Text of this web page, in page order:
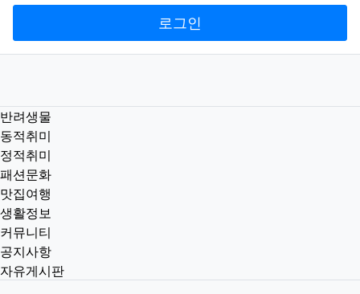
로그인
반려생물
동적취미
정적취미
패션문화
맛집여행
생활정보
커뮤니티
공지사항
자유게시판